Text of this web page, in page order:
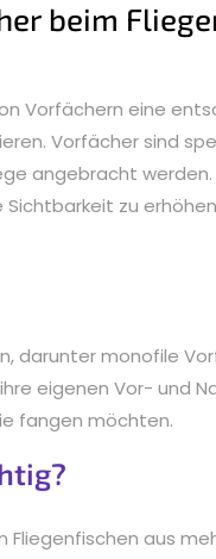
beim
Vorfächern eine
Vorfächer sind
angebracht
zu
darunter monofile
eigenen Vor- und
fangen möchten.
aus